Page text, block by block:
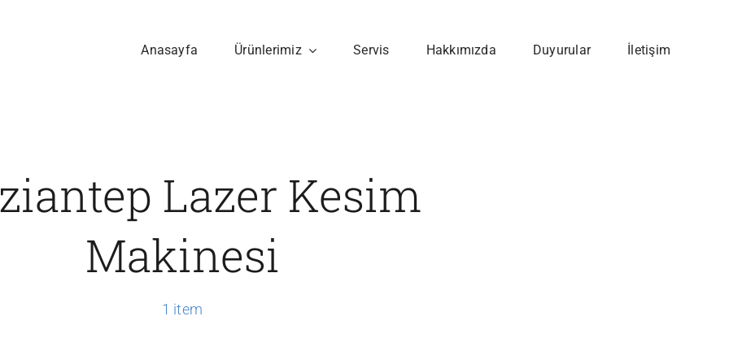
Anasayfa Ürünlerimiz Servis Hakkımızda Duyurular İletişim
Lazer Kesim
Makinesi
1 item